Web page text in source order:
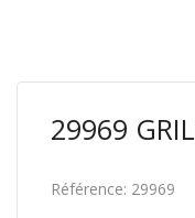
29969
Référence: 29969